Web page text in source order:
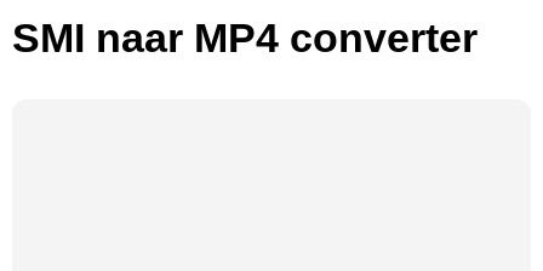
SMI naar MP4 converter